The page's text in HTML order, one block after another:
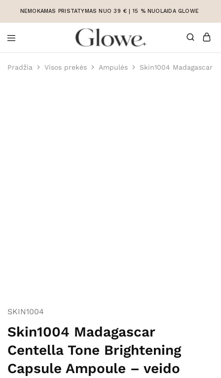
NEMOKAMAS PRISTATYMAS NUO 39 € | 15 % NUOLAIDA GLOWE
Korėjietiška
Korėjietiška
internetu
Pradžia Visos prekės Ampulės Skin1004 Madagascar
SKIN1004
Skin1004 Madagascar
Centella Tone Brightening
Capsule Ampoule – veido